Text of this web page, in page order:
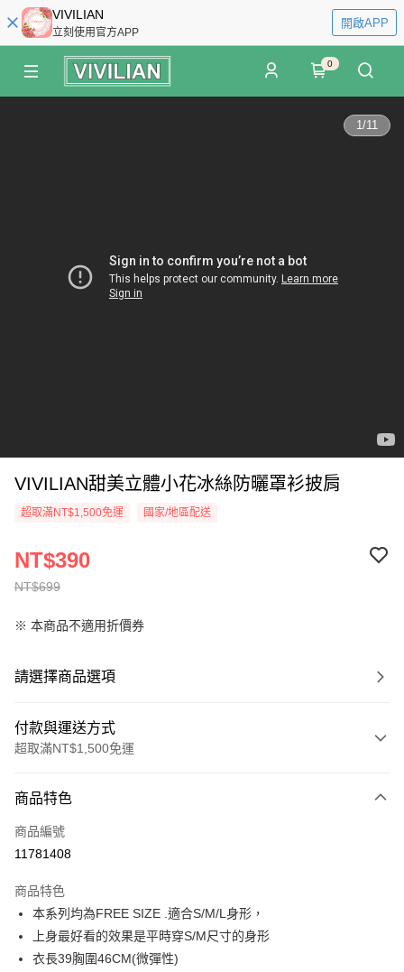
VIVILIAN
立刻使用官方APP
開啟APP
0
1/11
VIVILIAN甜美立體小花冰絲防曬罩衫披肩
超取滿NT$1,500免運 國家/地區配送
NT$699
NT$390
※ 本商品不適用折價券
請選擇商品選項
付款與運送方式
超取滿NT$1,500免運
信用卡一次付款
信用卡分期付款
合作金庫商業銀行
華南商業銀行
彰化商業銀行
上海商業儲蓄銀行
台北富邦商業銀行
國泰世華商業銀行
超商取貨付款
LINE Pay
商品特色
商品編號
11781408
商品特色
本系列均為FREE SIZE .適合S/M/L身形，
上身最好看的效果是平時穿S/M尺寸的身形
衣長39胸圍46CM(微彈性)